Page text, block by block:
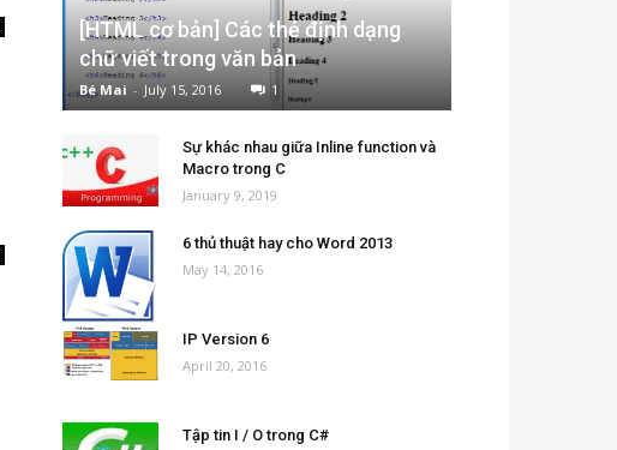
[HTML cơ bản] Các thẻ định dạng
chữ viết trong văn bản
Bé Mai - July 15, 2016 1
Sự khác nhau giữa Inline function và
Macro trong C
January 9, 2019
6 thủ thuật hay cho Word 2013
May 14, 2016
IP Version 6
April 20, 2016
Tập tin I / O trong C#